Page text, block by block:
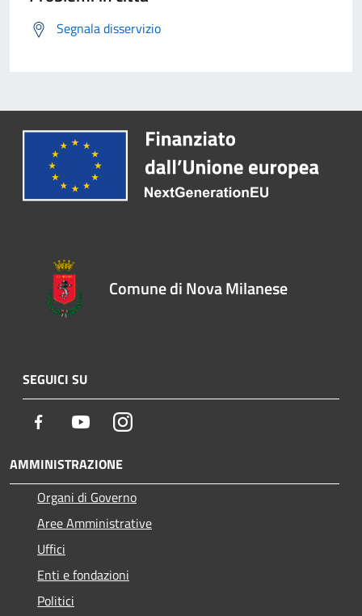
Segnala disservizio
Comune di Nova Milanese
SEGUICI SU
Facebook YoutubeInstagram
AMMINISTRAZIONE
Organi di Governo
Aree Amministrative
Uffici
Enti e fondazioni
Politici